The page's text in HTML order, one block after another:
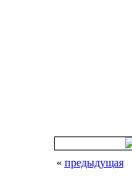
« предыдущая